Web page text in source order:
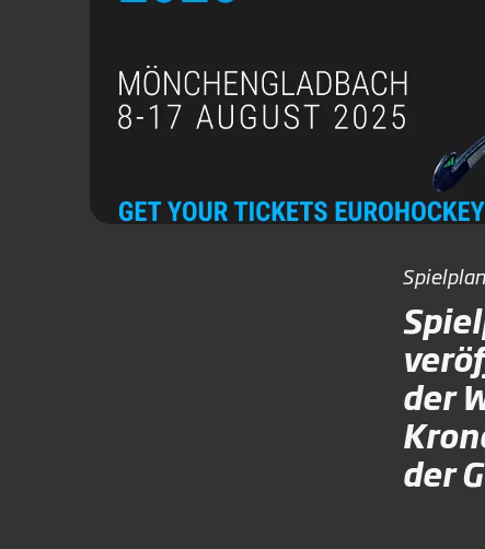
der
der